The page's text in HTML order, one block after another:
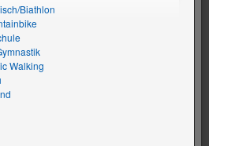
Biathlon
Walking